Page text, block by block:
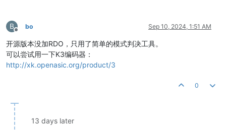
B
Offline
bo Sep 10, 2024, 1:51 AM
开源版本没加RDO，只用了简单的模式判决工具。
可以尝试用一下K3编码器：
http://xk.openasic.org/product/3
0
13 days later